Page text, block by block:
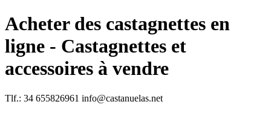
Acheter des castagnettes en
ligne - Castagnettes et
accessoires à vendre
Tlf.: 34 655826961 info@castanuelas.net